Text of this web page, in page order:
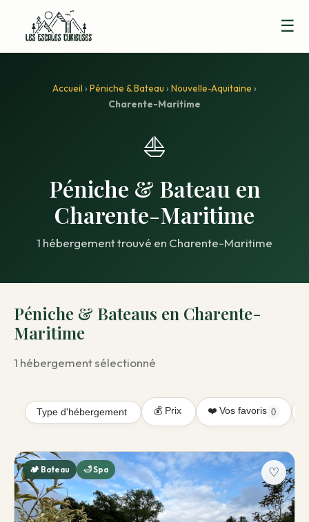
☰
Accueil › Péniche & Bateau › Nouvelle-Aquitaine ›
Charente-Maritime
⛵
Péniche & Bateau en
Charente-Maritime
1 hébergement trouvé en Charente-Maritime
Péniche & Bateaus en Charente-
Maritime
1 hébergement sélectionné
Type d'hébergement 💰 Prix ❤️ Vos favoris 0
♡
🏕️ Bateau 🛁 Spa